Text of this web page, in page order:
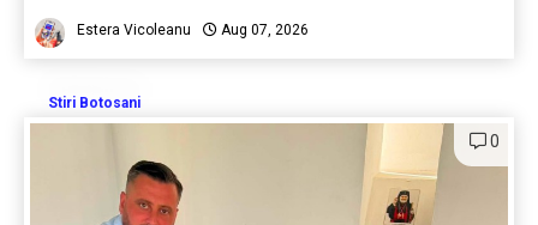
Estera Vicoleanu Aug 07, 2026
Stiri Botosani
0